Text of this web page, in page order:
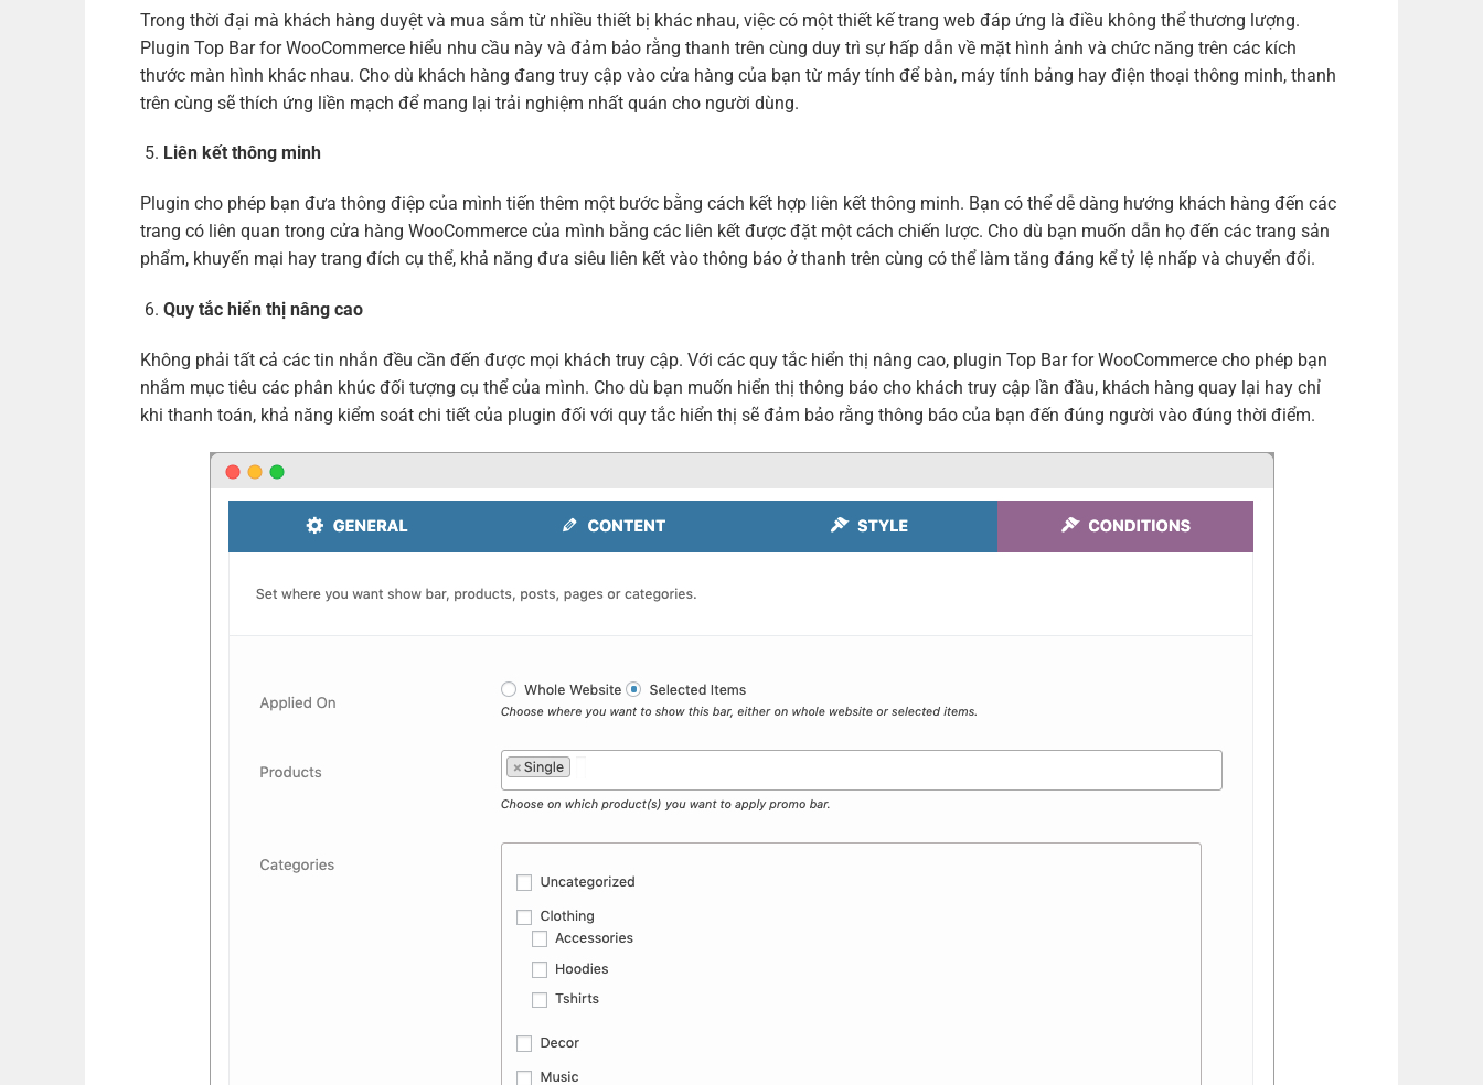
Trong thời đại mà khách hàng duyệt và mua sắm từ nhiều thiết bị khác nhau, việc có một thiết kế trang web đáp ứng là điều không thể thương lượng.
Plugin Top Bar for WooCommerce hiểu nhu cầu này và đảm bảo rằng thanh trên cùng duy trì sự hấp dẫn về mặt hình ảnh và chức năng trên các kích
thước màn hình khác nhau. Cho dù khách hàng đang truy cập vào cửa hàng của bạn từ máy tính để bàn, máy tính bảng hay điện thoại thông minh, thanh
trên cùng sẽ thích ứng liền mạch để mang lại trải nghiệm nhất quán cho người dùng.
Liên kết thông minh
Plugin cho phép bạn đưa thông điệp của mình tiến thêm một bước bằng cách kết hợp liên kết thông minh. Bạn có thể dễ dàng hướng khách hàng đến các
trang có liên quan trong cửa hàng WooCommerce của mình bằng các liên kết được đặt một cách chiến lược. Cho dù bạn muốn dẫn họ đến các trang sản
phẩm, khuyến mại hay trang đích cụ thể, khả năng đưa siêu liên kết vào thông báo ở thanh trên cùng có thể làm tăng đáng kể tỷ lệ nhấp và chuyển đổi.
Quy tắc hiển thị nâng cao
Không phải tất cả các tin nhắn đều cần đến được mọi khách truy cập. Với các quy tắc hiển thị nâng cao, plugin Top Bar for WooCommerce cho phép bạn
nhắm mục tiêu các phân khúc đối tượng cụ thể của mình. Cho dù bạn muốn hiển thị thông báo cho khách truy cập lần đầu, khách hàng quay lại hay chỉ
khi thanh toán, khả năng kiểm soát chi tiết của plugin đối với quy tắc hiển thị sẽ đảm bảo rằng thông báo của bạn đến đúng người vào đúng thời điểm.